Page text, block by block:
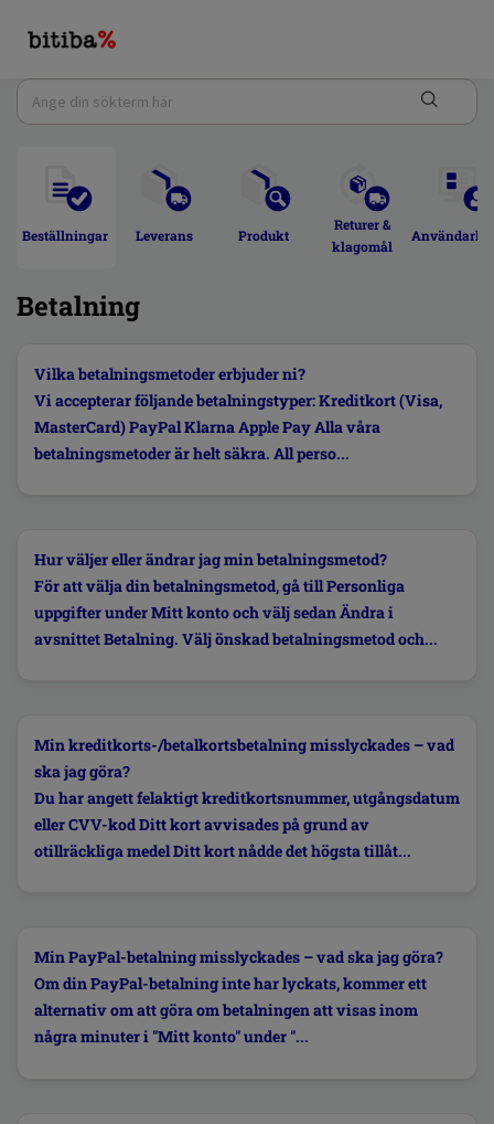
Beställningar Leverans Produkt
Returer &
klagomål
Betalning
Vilka betalningsmetoder erbjuder ni?
Vi accepterar följande betalningstyper: Kreditkort (Visa,
MasterCard) PayPal Klarna Apple Pay Alla våra
betalningsmetoder är helt säkra. All perso...
Hur väljer eller ändrar jag min betalningsmetod?
För att välja din betalningsmetod, gå till Personliga
uppgifter under Mitt konto och välj sedan Ändra i
avsnittet Betalning. Välj önskad betalningsmetod och...
Min kreditkorts-/betalkortsbetalning misslyckades – vad
ska jag göra?
Du har angett felaktigt kreditkortsnummer, utgångsdatum
eller CVV-kod Ditt kort avvisades på grund av
otillräckliga medel Ditt kort nådde det högsta tillåt...
Min PayPal-betalning misslyckades – vad ska jag göra?
Om din PayPal-betalning inte har lyckats, kommer ett
alternativ om att göra om betalningen att visas inom
några minuter i "Mitt konto" under "...